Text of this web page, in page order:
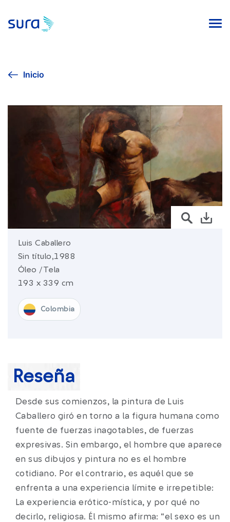
AGENDA CULTURAL
EXPOSICIÓN SURA 2024
COLECCIÓN DE ARTE
PUBLICACIONES EDITORIALES
Línea ética
Contacto
Más de SURA
Inicio
Luis Caballero
Sin título,1988
Óleo /Tela
193 x 339 cm
Colombia
Reseña
Desde sus comienzos, la pintura de Luis
Caballero giró en torno a la figura humana como
fuente de fuerzas inagotables, de fuerzas
expresivas. Sin embargo, el hombre que aparece
en sus dibujos y pintura no es el hombre
cotidiano. Por el contrario, es aquél que se
enfrenta a una experiencia límite e irrepetible:
La experiencia erótico-mística, y por qué no
decirlo, religiosa. Él mismo afirma: “el sexo es un